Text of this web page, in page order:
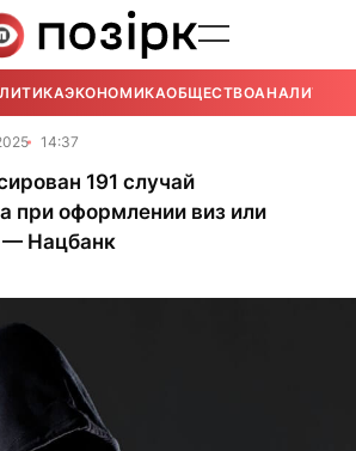
ЭКОНОМИКАОБЩЕСТВОАНАЛИТИКА
14:37
191 случай
при оформлении виз или
— Нацбанк